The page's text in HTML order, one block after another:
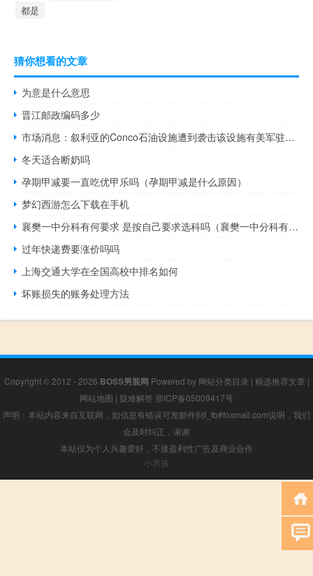
都是
猜你想看的文章
为意是什么意思
晋江邮政编码多少
市场消息：叙利亚的Conco石油设施遭到袭击该设施有美军驻扎目前官方尚未确认这一消息
冬天适合断奶吗
孕期甲减要一直吃优甲乐吗（孕期甲减是什么原因）
梦幻西游怎么下载在手机
襄樊一中分科有何要求 是按自己要求选科吗（襄樊一中分科有何要求 是按自己要求选科吗）
过年快递费要涨价吗吗
上海交通大学在全国高校中排名如何
坏账损失的账务处理方法
Copyright © 2012 - 2026 BOSS男装网 Powered by 网站分类目录 | 精选推荐文章 |
网站地图 | 疑难解答 浙ICP备05009417号
声明：本站内容来自互联网，如信息有错误可发邮件到f_fb#foxmail.com说明，我们
会及时纠正，谢谢
本站仅为个人兴趣爱好，不接盈利性广告及商业合作
小男孩